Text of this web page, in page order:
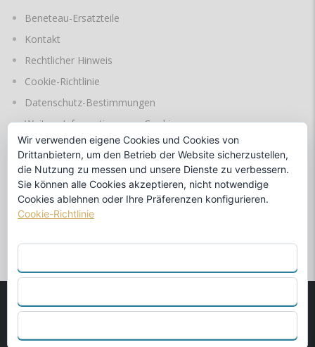
Beneteau-Ersatzteile
Kontakt
Rechtlicher Hinweis
Cookie-Richtlinie
Datenschutz-Bestimmungen
Weitere Informationen zu Cookies
SPRACHEN
durch
Beneteau und Fountaine Pajot. - Webdesign vonAbcreations.es
Wir verwenden eigene Cookies und Cookies von
Drittanbietern, um den Betrieb der Website sicherzustellen,
die Nutzung zu messen und unsere Dienste zu verbessern.
Sie können alle Cookies akzeptieren, nicht notwendige
Cookies ablehnen oder Ihre Präferenzen konfigurieren.
Cookie-Richtlinie